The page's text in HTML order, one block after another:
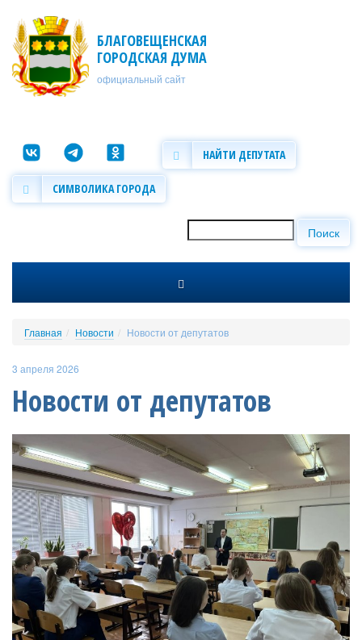
БЛАГОВЕЩЕНСКАЯ
ГОРОДСКАЯ ДУМА
официальный сайт
НАЙТИ ДЕПУТАТА
СИМВОЛИКА ГОРОДА
Форма поиска
Поиск
Главная Новости Новости от депутатов
3 апреля 2026
Новости от депутатов